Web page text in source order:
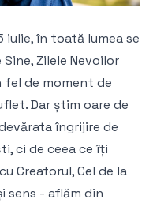
iulie, în toată lumea se
Zilele Nevoilor
fel de moment de
Dar știm oare de
îngrijire de
ci de ceea ce îți
Creatorul, Cel de la
sens - aflăm din